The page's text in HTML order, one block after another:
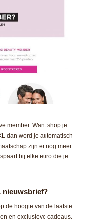
member. Want shop je
dan word je automatisch
zijn er nog meer
bij elke euro die je
nieuwsbrief?
de hoogte van de laatste
en exclusieve cadeaus.